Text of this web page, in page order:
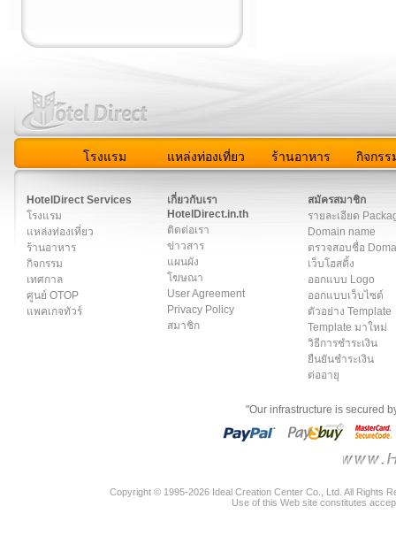
โรงแรม แหล่งท่องเที่ยว ร้านอาหาร กิจกรร
HotelDirect Services
โรงแรม
แหล่งท่องเที่ยว
ร้านอาหาร
กิจกรรม
เทศกาล
ศูนย์ OTOP
แพคเกจทัวร์
เกี่ยวกับเรา
HotelDirect.in.th
ติดต่อเรา
ข่าวสาร
แผนผัง
โฆษณา
User Agreement
Privacy Policy
สมาชิก
สมัครสมาชิก
รายละเอียด
Domain name
ตรวจสอบชื่อ
เว็บโฮสติ้ง
ออกแบบ Logo
ออกแบบเว็บไซต์
ตัวอย่าง Template
Template มาใหม่
วิธีการชำระเงิน
ยืนยันชำระเงิน
ต่ออายุ
"Our infrastructure is secured
Copyright © 1995-2026 Ideal Creation Center Co., Ltd. All Rights
Use of this Web site constitutes